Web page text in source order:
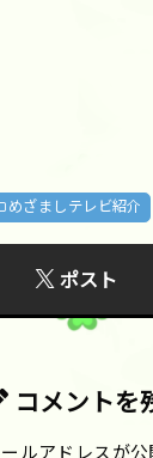
めざましテレビ紹介
ポスト
コメントを
ールアドレスが